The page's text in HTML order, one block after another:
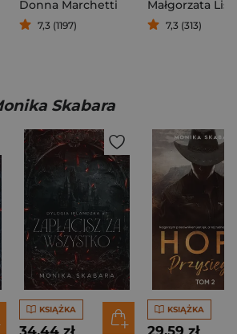
Donna Marchetti
7,3 (1197)
Małgorzata
7,3 (313)
Skabara
KSIĄŻKA
34,44 zł
KSIĄŻKA
29,59 zł